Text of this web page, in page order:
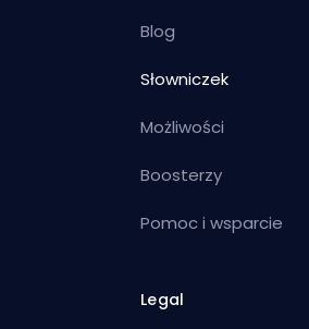
Blog
Słowniczek
Możliwości
Boosterzy
Pomoc i wsparcie
Legal